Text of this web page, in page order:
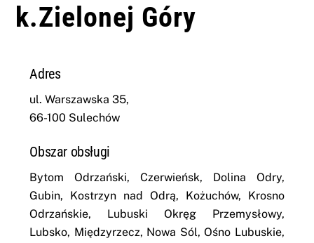
k.Zielonej Góry
Adres
ul. Warszawska 35,
66-100 Sulechów
Obszar obsługi
Bytom Odrzański, Czerwieńsk, Dolina Odry,
Gubin, Kostrzyn nad Odrą, Kożuchów, Krosno
Odrzańskie, Lubuski Okręg Przemysłowy,
Lubsko, Międzyrzecz, Nowa Sól, Ośno Lubuskie,